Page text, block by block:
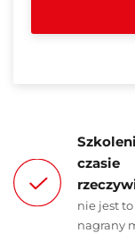
czasie
nie jest
nagrany